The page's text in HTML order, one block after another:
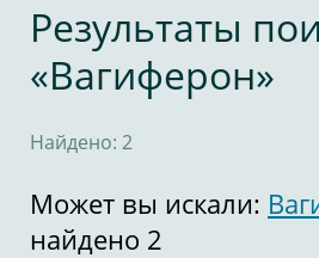
Результаты
«Вагиферон»
Найдено: 2
Может вы искали:
найдено 2